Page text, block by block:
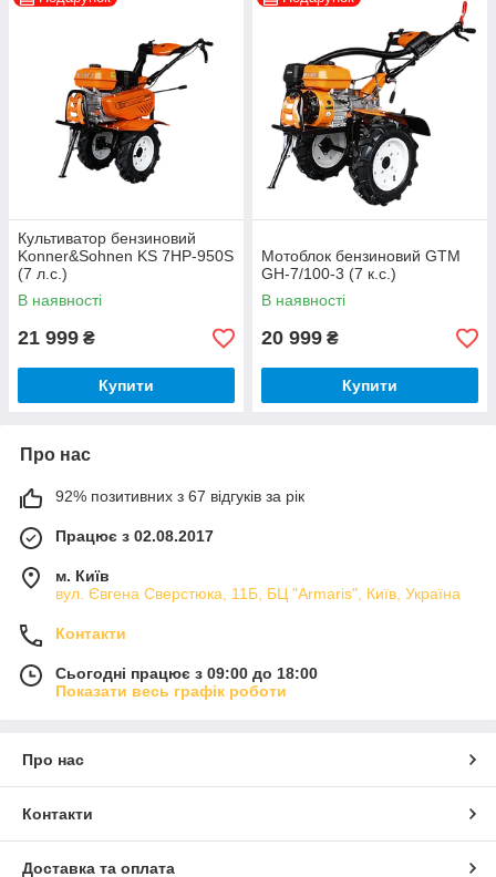
Культиватор бензиновий
Konner&Sohnen KS 7HP-950S
(7 л.с.)
В наявності
21 999 ₴
Купити
Мотоблок бензиновий GTM
GH-7/100-3 (7 к.с.)
В наявності
20 999 ₴
Купити
Про нас
92% позитивних з 67 відгуків за рік
Працює з 02.08.2017
м. Київ
вул. Євгена Сверстюка, 11Б, БЦ "Armaris", Київ, Україна
Контакти
Сьогодні працює з 09:00 до 18:00
Показати весь графік роботи
Про нас
Контакти
Доставка та оплата